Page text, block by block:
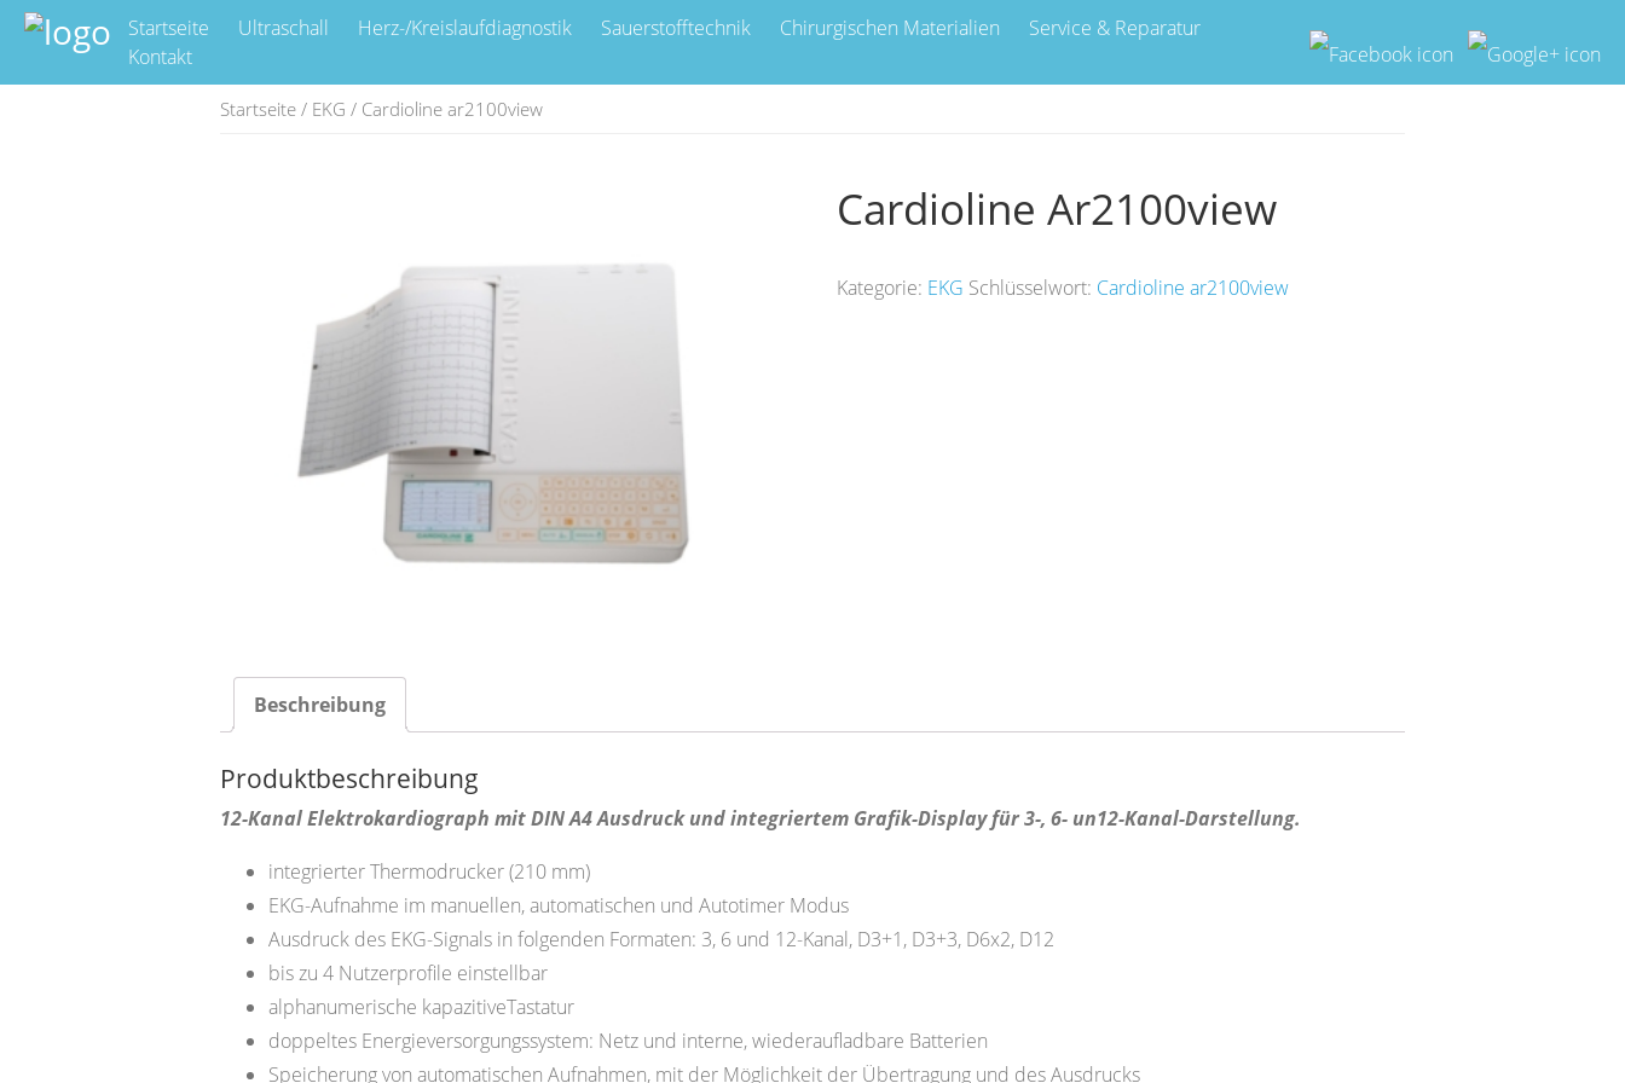
Startseite Ultraschall Herz-/Kreislaufdiagnostik Sauerstofftechnik Chirurgischen Materialien
Service & Reparatur
Kontakt
Startseite / EKG / Cardioline ar2100view
Cardioline Ar2100view
Kategorie: EKG Schlüsselwort: Cardioline ar2100view
Beschreibung
Produktbeschreibung
12-Kanal Elektrokardiograph mit DIN A4 Ausdruck und integriertem Grafik-Display für 3-, 6- un12-Kanal-Darstellung.
integrierter Thermodrucker (210 mm)
EKG-Aufnahme im manuellen, automatischen und Autotimer Modus
Ausdruck des EKG-Signals in folgenden Formaten: 3, 6 und 12-Kanal, D3+1, D3+3, D6x2, D12
bis zu 4 Nutzerprofile einstellbar
alphanumerische kapazitiveTastatur
doppeltes Energieversorgungssystem: Netz und interne, wiederaufladbare Batterien
Speicherung von automatischen Aufnahmen, mit der Möglichkeit der Übertragung und des Ausdrucks